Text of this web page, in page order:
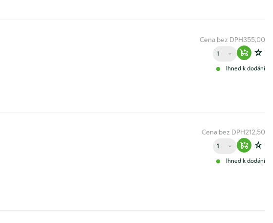
Cena bez DPH355,00
Množství
Zur
Ihned k dodání
Cena bez DPH212,50
Množství
Zur
Ihned k dodání